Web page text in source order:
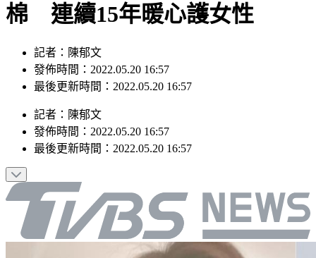
棉 連續15年暖心護女性
記者：陳郁文
發佈時間：2022.05.20 16:57
最後更新時間：2022.05.20 16:57
記者 ： 陳郁文
發佈時間： 2022.05.20 16:57
最後更新時間： 2022.05.20 16:57